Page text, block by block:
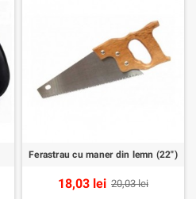
Ferastrau cu maner din lemn (22")
18,03 lei 20,03 lei